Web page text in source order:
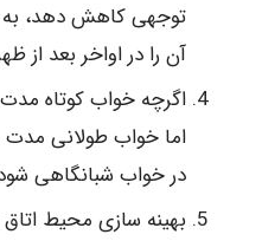
توجهی کاهش دهد، به
آن را در اواخر بعد از
اگرچه خواب کوتاه
اما خواب طولانی مدت
در خواب شبانگاهی
بهینه سازی محیط اتاق